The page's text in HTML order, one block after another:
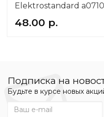
Elektrostandard
48.00 р.
Подписка на
Будьте в курсе новых